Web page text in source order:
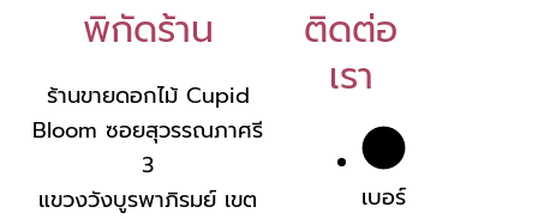
พิกัดร้าน
ร้านขายดอกไม้ Cupid
Bloom ซอยสุวรรณภาศรี
3
แขวงวังบูรพาภิรมย์ เขต
ติดต่อ
เรา
เบอร์